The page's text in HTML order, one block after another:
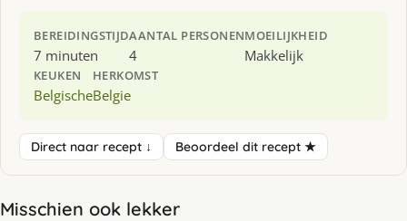
BEREIDINGSTIJD
7 minuten
AANTAL PERSONEN
4
MOEILIJKHEID
Makkelijk
KEUKEN
Belgische
HERKOMST
Belgie
Direct naar recept ↓ Beoordeel dit recept ★
Misschien ook lekker